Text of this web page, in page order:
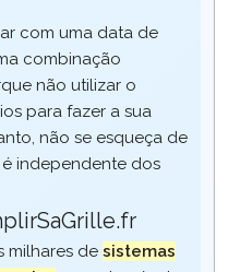
com uma data de
combinação
não utilizar o
para fazer a sua
não se esqueça de
independente dos
milhares de sistemas